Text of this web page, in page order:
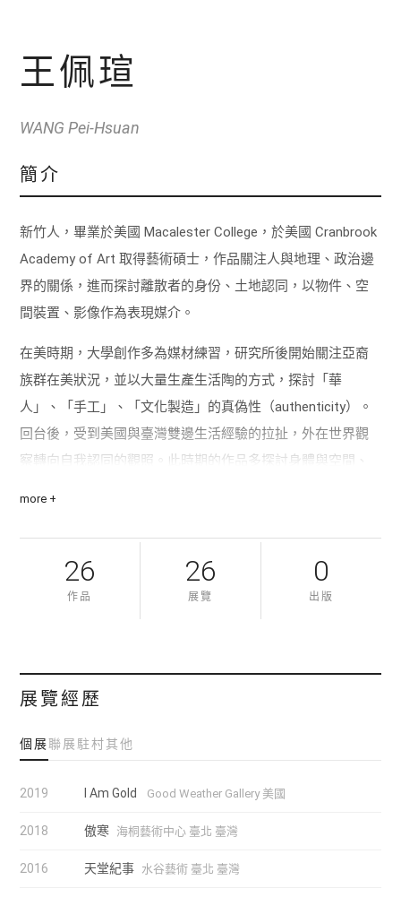
王佩瑄
WANG Pei-Hsuan
簡介
新竹人，畢業於美國 Macalester College，於美國 Cranbrook
Academy of Art 取得藝術碩士，作品關注人與地理、政治邊
界的關係，進而探討離散者的身份、土地認同，以物件、空
間裝置、影像作為表現媒介。
在美時期，大學創作多為媒材練習，研究所後開始關注亞裔
族群在美狀況，並以大量生產生活陶的方式，探討「華
人」、「手工」、「文化製造」的真偽性（authenticity）。
回台後，受到美國與臺灣雙邊生活經驗的拉扯，外在世界觀
察轉向自我認同的觀照。此時期的作品多探討身體與空間、
作項目，開啟了關於「外來者」的長期計劃「星塵之作：世
more +
26
作品
26
展覽
0
出版
展覽經歷
個展聯展 駐村其他
2019 I Am Gold Good Weather Gallery 美國
2018 傲寒 海桐藝術中心 臺北 臺灣
2016 天堂紀事 水谷藝術 臺北 臺灣